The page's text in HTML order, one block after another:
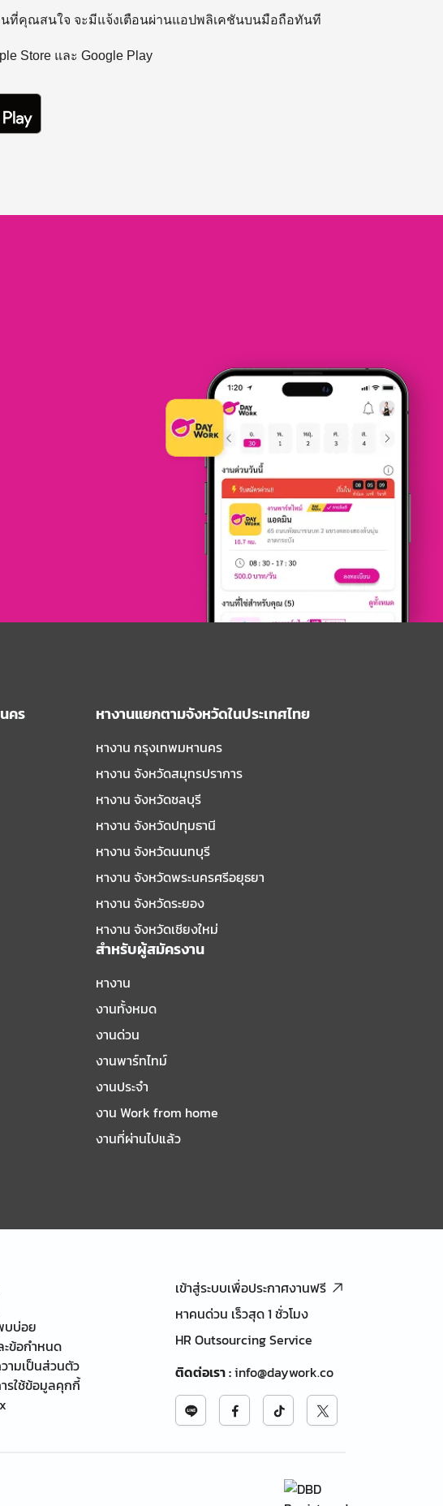
นที่คุณสนใจ จะมีแจ้งเตือนผ่านแอปพลิเคชันบนมือถือทันที
Store และ Google Play
คร หางานแยกตามจังหวัดในประเทศไทย
หางาน กรุงเทพมหานคร
หางาน จังหวัดสมุทรปราการ
หางาน จังหวัดชลบุรี
หางาน จังหวัดปทุมธานี
หางาน จังหวัดนนทบุรี
หางาน จังหวัดพระนครศรีอยุธยา
หางาน จังหวัดระยอง
หางาน จังหวัดเชียงใหม่
สำหรับผู้สมัครงาน
หางาน
งานทั้งหมด
งานด่วน
งานพาร์ทไทม์
งานประจำ
งาน Work from home
งานที่ผ่านไปแล้ว
บบ่อย
ะข้อกำหนด
ามเป็นส่วนตัว
รใช้ข้อมูลคุกกี้
เข้าสู่ระบบเพื่อประกาศงานฟรี
หาคนด่วน เร็วสุด 1 ชั่วโมง
HR Outsourcing Service
ติดต่อเรา:info@daywork.co